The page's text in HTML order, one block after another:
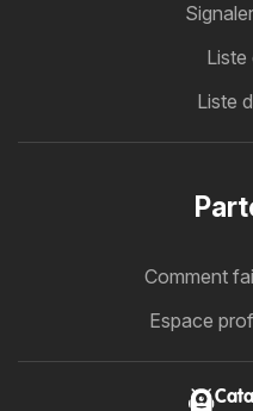
Liste
Liste
Comment
Espace